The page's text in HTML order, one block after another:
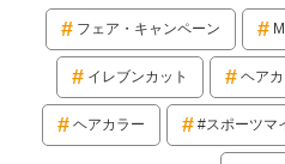
フェア・キャンペーン
イレブンカット ヘアカ
ヘアカラー #スポーツマ